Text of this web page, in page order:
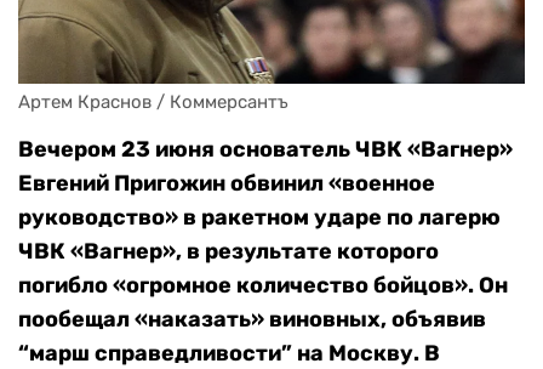
Артем Краснов / Коммерсантъ
Вечером 23 июня основатель ЧВК «Вагнер»
Евгений Пригожин обвинил «военное
руководство» в ракетном ударе по лагерю
ЧВК «Вагнер», в результате которого
погибло «огромное количество бойцов». Он
пообещал «наказать» виновных, объявив
“марш справедливости” на Москву. В